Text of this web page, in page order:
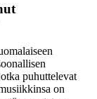
puhuttelevat
on